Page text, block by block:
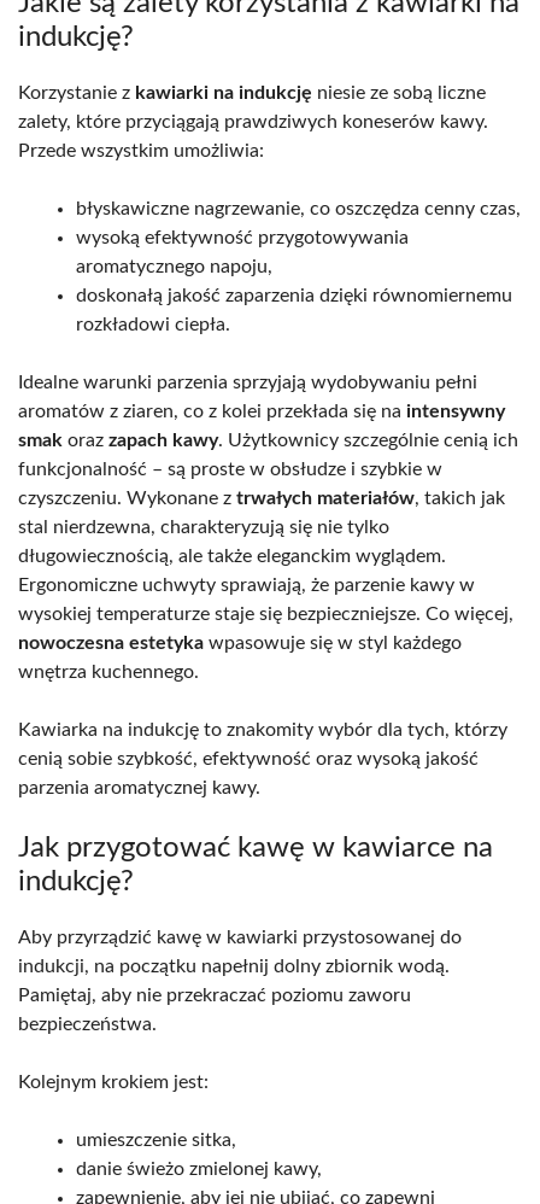
indukcję?
Korzystanie z kawiarki na indukcję niesie ze sobą liczne
zalety, które przyciągają prawdziwych koneserów kawy.
Przede wszystkim umożliwia:
błyskawiczne nagrzewanie, co oszczędza cenny czas,
wysoką efektywność przygotowywania
aromatycznego napoju,
doskonałą jakość zaparzenia dzięki równomiernemu
rozkładowi ciepła.
Idealne warunki parzenia sprzyjają wydobywaniu pełni
aromatów z ziaren, co z kolei przekłada się na intensywny
smak oraz zapach kawy. Użytkownicy szczególnie cenią ich
funkcjonalność – są proste w obsłudze i szybkie w
czyszczeniu. Wykonane z trwałych materiałów, takich jak
stal nierdzewna, charakteryzują się nie tylko
długowiecznością, ale także eleganckim wyglądem.
Ergonomiczne uchwyty sprawiają, że parzenie kawy w
wysokiej temperaturze staje się bezpieczniejsze. Co więcej,
nowoczesna estetyka wpasowuje się w styl każdego
wnętrza kuchennego.
Kawiarka na indukcję to znakomity wybór dla tych, którzy
cenią sobie szybkość, efektywność oraz wysoką jakość
parzenia aromatycznej kawy.
Jak przygotować kawę w kawiarce na
indukcję?
Aby przyrządzić kawę w kawiarki przystosowanej do
indukcji, na początku napełnij dolny zbiornik wodą.
Pamiętaj, aby nie przekraczać poziomu zaworu
bezpieczeństwa.
Kolejnym krokiem jest:
umieszczenie sitka,
danie świeżo zmielonej kawy,
zapewnienie, aby jej nie ubijać, co zapewni